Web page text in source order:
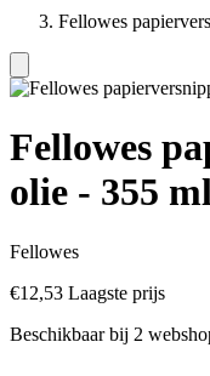
Fellowes
Fellowes
olie - 355
Fellowes
€12,53 Laagste prijs
Beschikbaar bij 2